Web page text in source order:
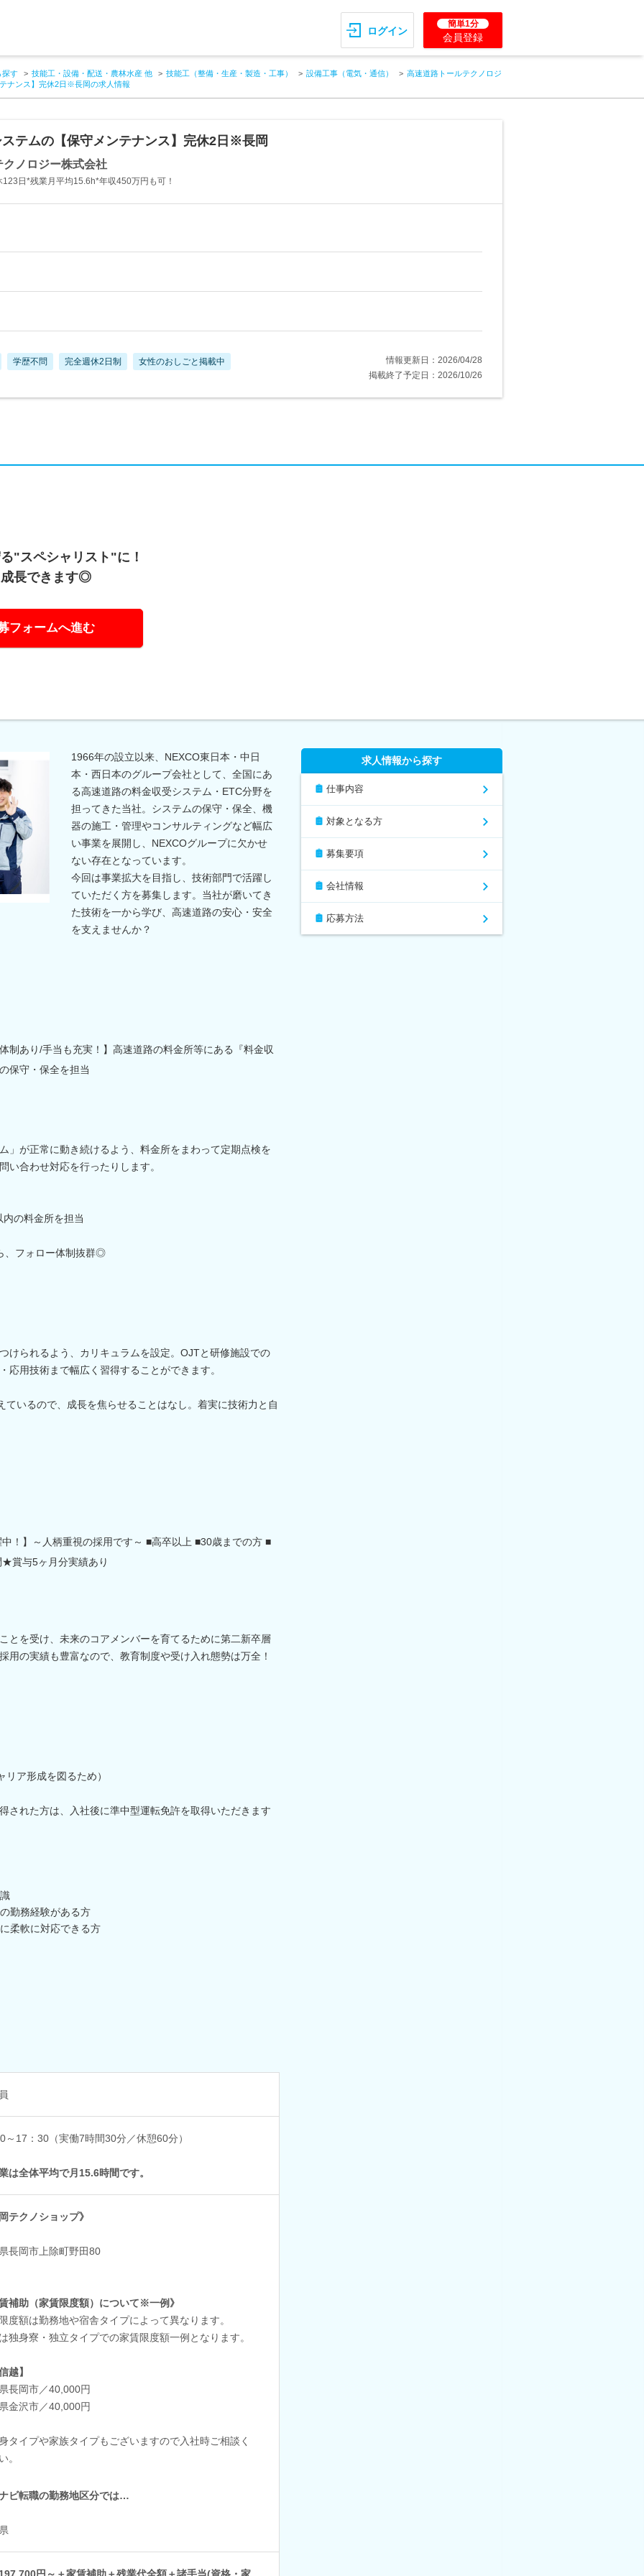
ログイン
簡単1分
会員登録
探す 技能工・設備・配送・農林水産 他 技能工（整備・生産・製造・工事） 設備工事（電気・通信）
高速道路トールテクノロジ
ナンス】完休2日※長岡の求人情報
テムの【保守メンテナンス】完休2日※長岡
ノロジー株式会社
日*残業月平均15.6h*年収450万円も可！
学歴不問 完全週休2日制 女性のおしごと掲載中
情報更新日：2026/04/28
掲載終了予定日：2026/10/26
"スペシャリスト"に！
成長できます◎
フォームへ進む
1966年の設立以来、NEXCO東日本・中日
本・西日本のグループ会社として、全国にあ
る高速道路の料金収受システム・ETC分野を
担ってきた当社。システムの保守・保全、機
器の施工・管理やコンサルティングなど幅広
い事業を展開し、NEXCOグループに欠かせ
ない存在となっています。
今回は事業拡大を目指し、技術部門で活躍し
ていただく方を募集します。当社が磨いてき
た技術を一から学び、高速道路の安心・安全
を支えませんか？
制あり/手当も充実！】高速道路の料金所等にある『料金収
保守・保全を担当
」が正常に動き続けるよう、料金所をまわって定期点検を
い合わせ対応を行ったりします。
の料金所を担当
、フォロー体制抜群◎
けられるよう、カリキュラムを設定。OJTと研修施設での
応用技術まで幅広く習得することができます。
ているので、成長を焦らせることはなし。着実に技術力と自
！】～人柄重視の採用です～ ■高卒以上 ■30歳までの方 ■
賞与5ヶ月分実績あり
とを受け、未来のコアメンバーを育てるために第二新卒層
用の実績も豊富なので、教育制度や受け入れ態勢は万全！
ア形成を図るため）
された方は、入社後に準中型運転免許を取得いただきます
勤務経験がある方
柔軟に対応できる方
～17：30（実働7時間30分／休憩60分）
は全体平均で月15.6時間です。
テクノショップ》
長岡市上除町野田80
補助（家賃限度額）について※一例》
度額は勤務地や宿舎タイプによって異なります。
独身寮・独立タイプでの家賃限度額一例となります。
越】
長岡市／40,000円
金沢市／40,000円
タイプや家族タイプもございますので入社時ご相談く
。
ビ転職の勤務地区分では…
円～＋家賃補助＋残業代全額＋諸手当(資格・家
求人情報から探す
仕事内容
対象となる方
募集要項
会社情報
応募方法